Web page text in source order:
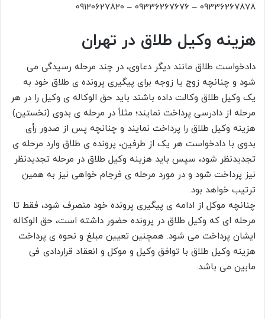
09336267878 – 09336267676 – 09120627820
هزینه وکیل طلاق در تهران
دادخواست طلاق مانند دیگر دعاوی، در چند مرحله رسیدگی می
شود و چنانچه زوج یا زوجه برای پیگیری پرونده ی طلاق خود به
یک وکیل طلاق وکالت داده باشند باید حق الوکاله ی وکیل را در هر
مرحله از دادرسی پرداخت نمایند؛ مثلاً در مرحله ی بدوی (نخستین)
هزینه وکیل طلاق را پرداخت نمایند و چنانچه پس از صدور رأی
بدوی با دادخواست هر یک از طرفین، پرونده ی طلاق وارد مرحله ی
تجدیدنظر شود، سپس باید هزینه وکیل طلاق در مرحله تجدیدنظر
نیز پرداخت شود و در مورد مرحله ی فرجام خواهی نیز به همین
ترتیب خواهد بود.
چنانچه موکل از ادامه ی پیگیری پرونده خود منصرف شود، فقط تا
مرحله ای که وکیل طلاق در پرونده حضور داشته است، حق الوکاله
ایشان پرداخت می شود. همچنین تعیین مبلغ و نحوه ی پرداخت
هزینه وکیل طلاق با توافق وکیل و موکل و انعقاد قراردادی فی
مابین می باشد.